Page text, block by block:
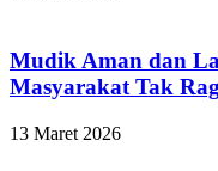
Mudik Aman dan
Masyarakat Tak
13 Maret 2026